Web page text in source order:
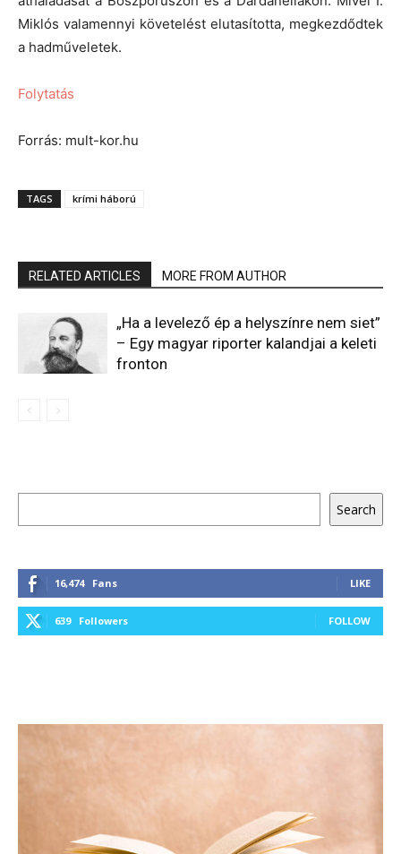
Miklós valamennyi követelést elutasította, megkezdődtek
a hadműveletek.
Folytatás
Forrás: mult-kor.hu
TAGS krími háború
RELATED ARTICLES MORE FROM AUTHOR
„Ha a levelező ép a helyszínre nem siet”
– Egy magyar riporter kalandjai a keleti
fronton
Search
16,474 Fans LIKE
639 Followers FOLLOW